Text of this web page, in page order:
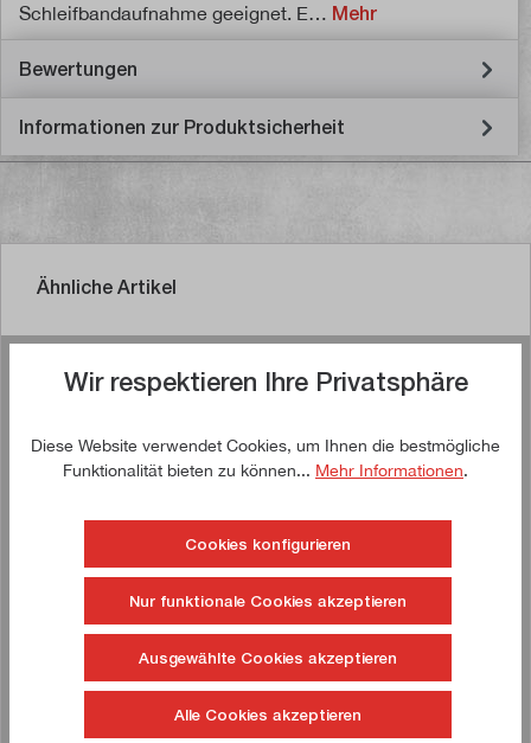
Schleifbandaufnahme geeignet. E… Mehr
Bewertungen
Informationen zur Produktsicherheit
Ähnliche Artikel
Schleifband 1.219 x 152 mm, P80
Wir respektieren Ihre Privatsphäre
Diese Website verwendet Cookies, um Ihnen die bestmögliche
Funktionalität bieten zu können... Mehr Informationen.
Cookies konfigurieren
Nur funktionale Cookies akzeptieren
Ausgewählte Cookies akzeptieren
Alle Cookies akzeptieren